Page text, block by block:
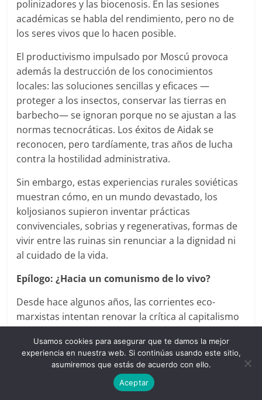
polinizadores y las biocenosis. En las sesiones
académicas se habla del rendimiento, pero no de
los seres vivos que lo hacen posible.
El productivismo impulsado por Moscú provoca
además la destrucción de los conocimientos
locales: las soluciones sencillas y eficaces —
proteger a los insectos, conservar las tierras en
barbecho— se ignoran porque no se ajustan a las
normas tecnocráticas. Los éxitos de Aidak se
reconocen, pero tardíamente, tras años de lucha
contra la hostilidad administrativa.
Sin embargo, estas experiencias rurales soviéticas
muestran cómo, en un mundo devastado, los
koljosianos supieron inventar prácticas
convivenciales, sobrias y regenerativas, formas de
vivir entre las ruinas sin renunciar a la dignidad ni
al cuidado de la vida.
Epílogo: ¿Hacia un comunismo de lo vivo?
Desde hace algunos años, las corrientes eco-
marxistas intentan renovar la crítica al capitalismo
que se nos avecinan. La investigación de Ivan
Filonenko indica que un pensamiento ecológico
alternativo pudo florecer durante el «socialismo
tardío», en parte a partir de un ideal comunista que
Usamos cookies para asegurar que te damos la mejor
experiencia en nuestra web. Si continúas usando este sitio,
asumiremos que estás de acuerdo con ello.
Aceptar